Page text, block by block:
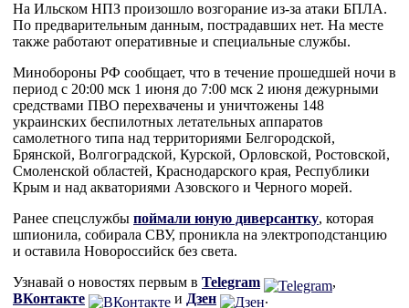
На Ильском НПЗ произошло возгорание из-за атаки БПЛА.
По предварительным данным, пострадавших нет. На месте
также работают оперативные и специальные службы.
Минобороны РФ сообщает, что в течение прошедшей ночи в
период с 20:00 мск 1 июня до 7:00 мск 2 июня дежурными
средствами ПВО перехвачены и уничтожены 148
украинских беспилотных летательных аппаратов
самолетного типа над территориями Белгородской,
Брянской, Волгоградской, Курской, Орловской, Ростовской,
Смоленской областей, Краснодарского края, Республики
Крым и над акваториями Азовского и Черного морей.
Ранее спецслужбы поймали юную диверсантку, которая
шпионила, собирала СВУ, проникла на электроподстанцию
и оставила Новороссийск без света.
Узнавай о новостях первым в Telegram
,
ВКонтакте
и Дзен .